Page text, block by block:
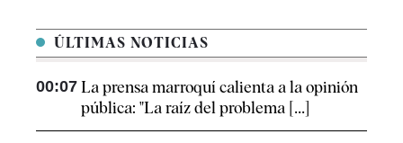
ÚLTIMAS NOTICIAS
00:07 La prensa marroquí calienta a la opinión
pública: "La raíz del problema [...]